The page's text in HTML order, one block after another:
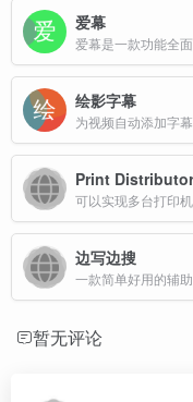
爱幕
绘影字幕
Print Distributor
边写边搜
暂无评论